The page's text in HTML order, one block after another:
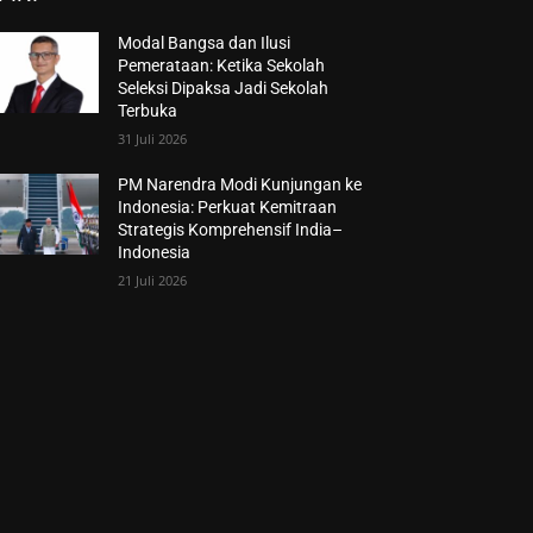
Modal Bangsa dan Ilusi
Pemerataan: Ketika Sekolah
Seleksi Dipaksa Jadi Sekolah
Terbuka
31 Juli 2026
PM Narendra Modi Kunjungan ke
Indonesia: Perkuat Kemitraan
Strategis Komprehensif India–
Indonesia
21 Juli 2026